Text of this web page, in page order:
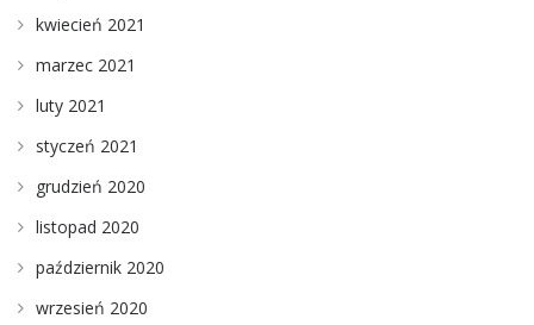
kwiecień 2021
marzec 2021
luty 2021
styczeń 2021
grudzień 2020
listopad 2020
październik 2020
wrzesień 2020